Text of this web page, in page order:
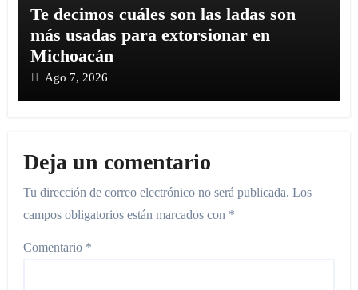
Te decimos cuáles son las ladas son
más usadas para extorsionar en
Michoacán
Ago 7, 2026
Deja un comentario
Tu dirección de correo electrónico no será publicada. Los
campos obligatorios están marcados con *
Comentario *